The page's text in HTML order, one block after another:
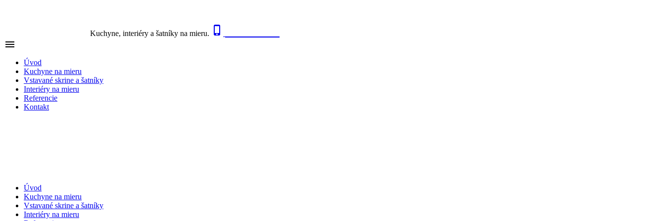
Kuchyne, interiéry a šatníky na mieru. 

Úvod
Kuchyne na mieru
Vstavané skrine a šatníky
Interiéry na mieru
Referencie
Kontakt
Úvod
Kuchyne na mieru
Vstavané skrine a šatníky
Interiéry na mieru